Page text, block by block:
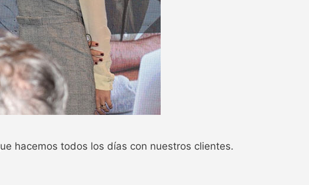
hacemos todos los días con nuestros clientes.